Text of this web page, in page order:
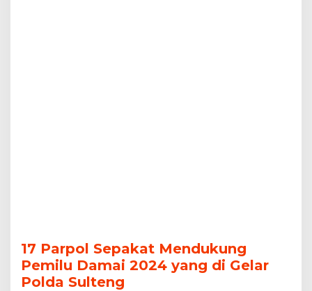
17 Parpol Sepakat Mendukung
Pemilu Damai 2024 yang di Gelar
Polda Sulteng